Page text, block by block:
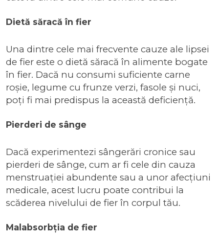
Dietă săracă în fier
Una dintre cele mai frecvente cauze ale lipsei
de fier este o dietă săracă în alimente bogate
în fier. Dacă nu consumi suficiente carne
roșie, legume cu frunze verzi, fasole și nuci,
poți fi mai predispus la această deficiență.
Pierderi de sânge
Dacă experimentezi sângerări cronice sau
pierderi de sânge, cum ar fi cele din cauza
menstruației abundente sau a unor afecțiuni
medicale, acest lucru poate contribui la
scăderea nivelului de fier în corpul tău.
Malabsorbția de fier